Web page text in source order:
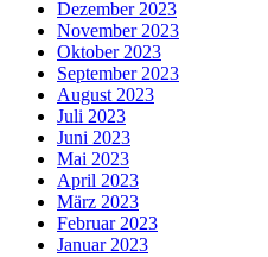
Dezember 2023
November 2023
Oktober 2023
September 2023
August 2023
Juli 2023
Juni 2023
Mai 2023
April 2023
März 2023
Februar 2023
Januar 2023